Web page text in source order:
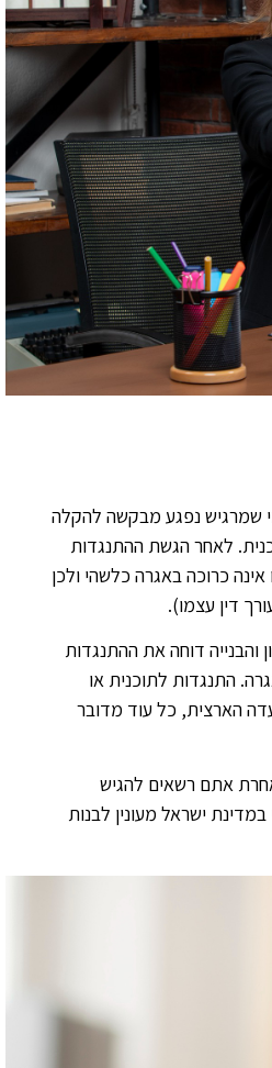
שמרגיש נפגע מבקשה להקלה
לאחר הגשת ההתנגדות
כרוכה באגרה כלשהי ולכן
דין עצמו).
והבנייה. אם ועדת התכנון והבנייה דוחה את ההתנגדות
התנגדות לתוכנית או
הארצית, כל עוד מדובר
אתם רשאים להגיש
ישראל מעונין לבנות